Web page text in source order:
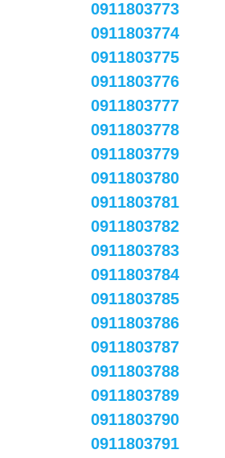
0911803773
0911803774
0911803775
0911803776
0911803777
0911803778
0911803779
0911803780
0911803781
0911803782
0911803783
0911803784
0911803785
0911803786
0911803787
0911803788
0911803789
0911803790
0911803791